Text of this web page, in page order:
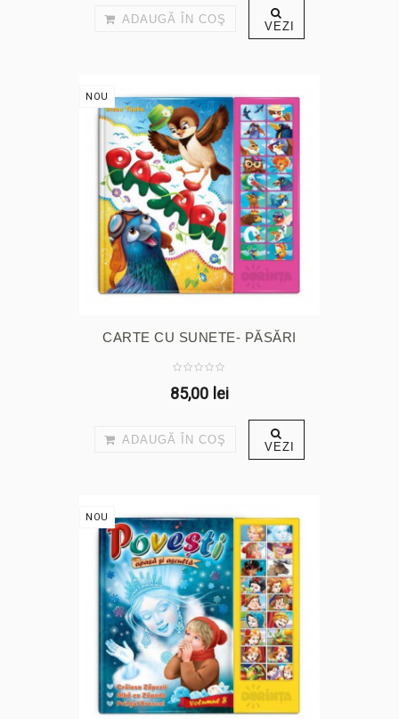
ADAUGĂ ÎN COŞ VEZI
NOU
CARTE CU SUNETE- PĂSĂRI
85,00 lei
ADAUGĂ ÎN COŞ VEZI
NOU